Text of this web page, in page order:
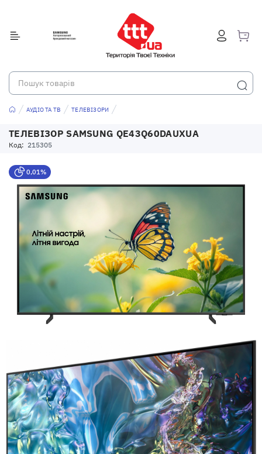
АУДІО ТА ТВ ТЕЛЕВІЗОРИ
ТЕЛЕВІЗОР SAMSUNG QE43Q60DAUXUA
Код: 215305
0,01%